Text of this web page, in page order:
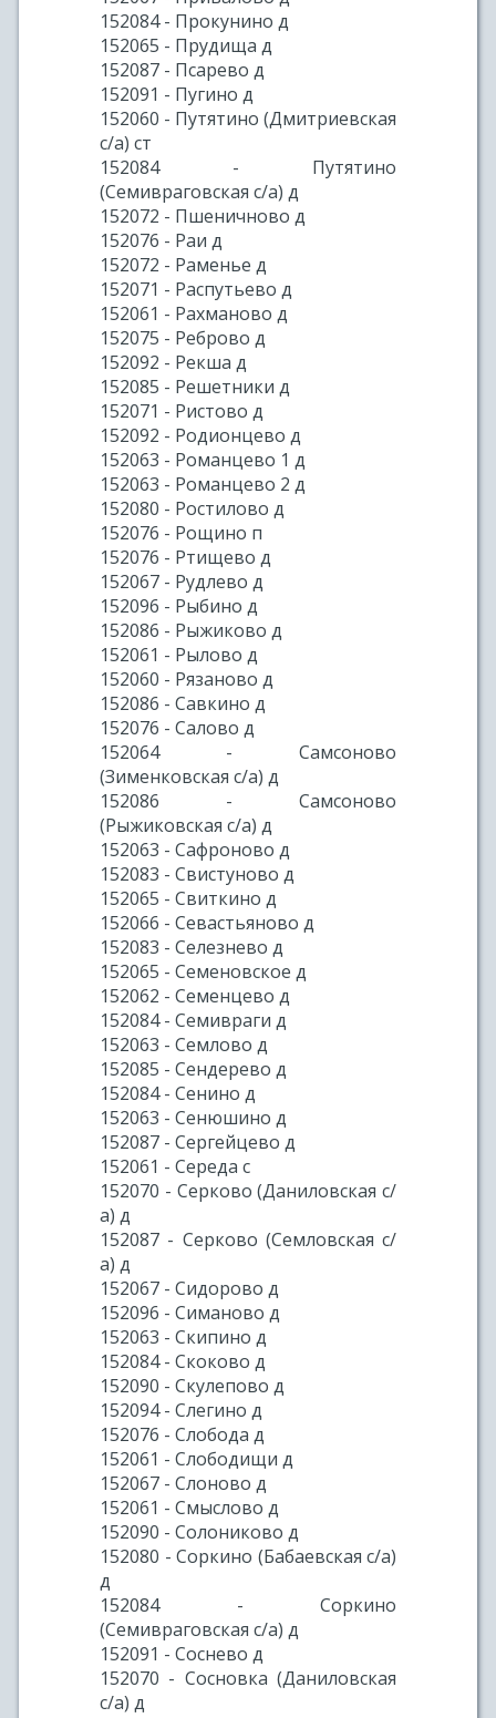
152084 - Прокунино д
152065 - Прудища д
152087 - Псарево д
152091 - Пугино д
152060 - Путятино (Дмитриевская
с/а) ст
152084 - Путятино
(Семивраговская с/а) д
152072 - Пшеничново д
152076 - Раи д
152072 - Раменье д
152071 - Распутьево д
152061 - Рахманово д
152075 - Реброво д
152092 - Рекша д
152085 - Решетники д
152071 - Ристово д
152092 - Родионцево д
152063 - Романцево 1 д
152063 - Романцево 2 д
152080 - Ростилово д
152076 - Рощино п
152076 - Ртищево д
152067 - Рудлево д
152096 - Рыбино д
152086 - Рыжиково д
152061 - Рылово д
152060 - Рязаново д
152086 - Савкино д
152076 - Салово д
152064 - Самсоново
(Зименковская с/а) д
152086 - Самсоново
(Рыжиковская с/а) д
152063 - Сафроново д
152083 - Свистуново д
152065 - Свиткино д
152066 - Севастьяново д
152083 - Селезнево д
152065 - Семеновское д
152062 - Семенцево д
152084 - Семивраги д
152063 - Семлово д
152085 - Сендерево д
152084 - Сенино д
152063 - Сенюшино д
152087 - Сергейцево д
152061 - Середа с
152070 - Серково (Даниловская с/
а) д
152087 - Серково (Семловская с/
а) д
152067 - Сидорово д
152096 - Симаново д
152063 - Скипино д
152084 - Скоково д
152090 - Скулепово д
152094 - Слегино д
152076 - Слобода д
152061 - Слободищи д
152067 - Слоново д
152061 - Смыслово д
152090 - Солониково д
152080 - Соркино (Бабаевская с/а)
д
152084 - Соркино
(Семивраговская с/а) д
152091 - Соснево д
152070 - Сосновка (Даниловская
с/а) д